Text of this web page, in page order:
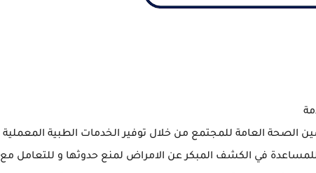
الصحة العامة للمجتمع من خلال توفير الخدمات الطبية المعملية
للمساعدة في الكشف المبكر عن الامراض لمنع حدوثها و للتعامل مع